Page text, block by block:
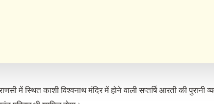
में स्थित काशी विश्‍वनाथ मंदिर में होने वाली सप्‍तर्षि आरती की पुरानी